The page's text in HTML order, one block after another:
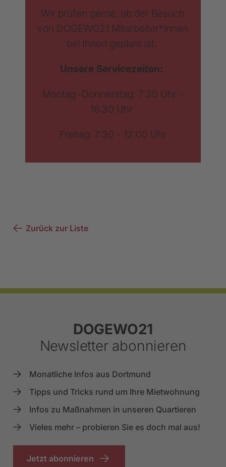
Wir prüfen gerne, ob der Besuch
von DOGEWO21 Mitarbeiter*innen
bei Ihnen geplant ist.
Unsere Servicezeiten:
Montag−Donnerstag: 7:30 Uhr -
16:30 Uhr
Freitag: 7:30 - 12:00 Uhr
Zurück zur Liste
Footer
DOGEWO21
Newsletter abonnieren
Monatliche Infos aus Dortmund
Tipps und Tricks rund um Ihre Mietwohnung
Infos zu Maßnahmen in unseren Quartieren
Vieles mehr – probieren Sie es doch mal aus!
Jetzt abonnieren